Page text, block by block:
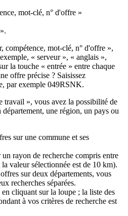
mot-clé, n° d'offre »
compétence, mot-clé, n° d'offre »,
« serveur », « anglais »,
la touche « entrée » entre chaque
offre précise ? Saisissez
par exemple 049RSNK.
travail », vous avez la possibilité de
une région, un pays ou
sur une commune et ses
rayon de recherche compris entre
valeur sélectionnée est de 10 km).
sur deux départements, vous
recherches séparées.
cliquant sur la loupe ; la liste des
à vos critères de recherche est